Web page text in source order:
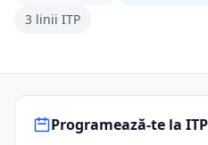
3 linii ITP
Programează-te la ITP